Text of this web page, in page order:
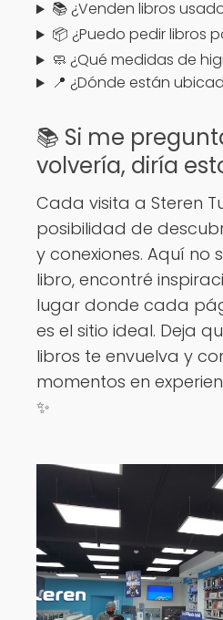
📚 ¿Venden libros
📦 ¿Puedo pedir libros
🧼 ¿Qué medidas de
📍 ¿Dónde están
📚 Si me
volvería, diría
Cada visita a Steren
posibilidad de
y conexiones. Aquí no
libro, encontré
lugar donde cada
es el sitio ideal. Deja
libros te envuelva y
momentos en
✨